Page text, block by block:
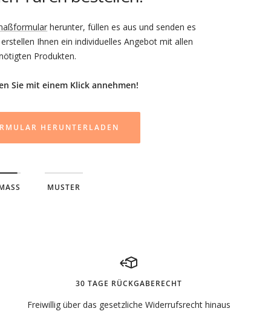
MUSTER
30 TAGE RÜCKGABERECHT
Freiwillig über das gesetzliche Widerrufsrecht hinaus